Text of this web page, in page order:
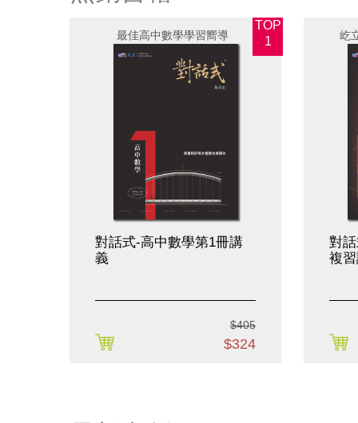
TOP
1
最佳高中數學學習嚮導
對話式-高中數學第1冊講
義
$405
$324
屹
對
複